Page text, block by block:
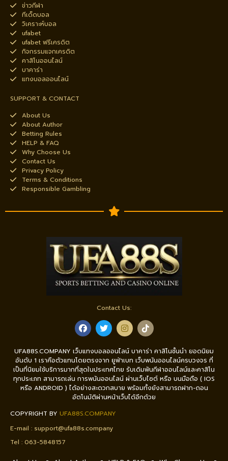
ข่าวกีฬา
ทีเด็ดบอล
วิเคราะห์บอล
ufabet
ufabet ฟรีเครดิต
กิจกรรมแจกเครดิต
คาสิโนออนไลน์
บาคาร่า
แทงบอลออนไลน์
SUPPORT & CONTACT
About Us
About Author
Betting Rules
HELP & FAQ
Why Choose Us
Contact Us
Privacy Policy
Terms & Conditions
Responsible Gambling
Contact Us:
UFA88S.COMPANY เว็บแทงบอลออนไลน์ บาคาร่า คาสิโนชั้นนำ ยอดนิยม
อันดับ 1 เราคือตัวแทนโดยตรงจาก ยูฟ่าเบท เว็บพนันออนไลน์ครบวงจร ที่
เป็นที่นิยมใช้บริการมากที่สุดในประเทศไทย รับเดิมพันกีฬาออนไลน์และคาสิโน
ทุกประเภท สามารถเล่น การพนันออนไลน์ ผ่านเว็บไซต์ หรือ บนมือถือ ( IOS
หรือ ANDROID ) ได้อย่างสะดวกสบาย พร้อมทั้งยังสามารถฝาก-ถอน
อัตโนมัติผ่านหน้าเว็บได้อีกด้วย
COPYRIGHT BY UFA88S.COMPANY
E-mail : support@ufa88s.company
Tel : 063-5848157